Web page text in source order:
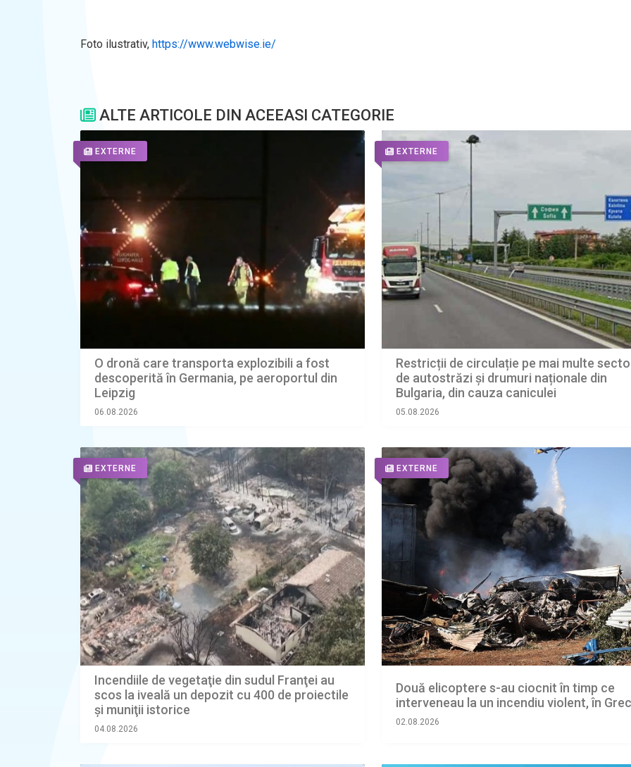
Foto ilustrativ, https://www.webwise.ie/
ALTE ARTICOLE DIN ACEEASI CATEGORIE
EXTERNE
O dronă care transporta explozibili a fost
descoperită în Germania, pe aeroportul din
Leipzig
06.08.2026
EXTERNE
Restricții de circulație pe mai multe
de autostrăzi și drumuri naționale din
Bulgaria, din cauza caniculei
05.08.2026
EXTERNE
Incendiile de vegetaţie din sudul Franţei au
scos la iveală un depozit cu 400 de proiectile
şi muniţii istorice
04.08.2026
EXTERNE
Două elicoptere s-au ciocnit în timp ce
interveneau la un incendiu violent, în
02.08.2026